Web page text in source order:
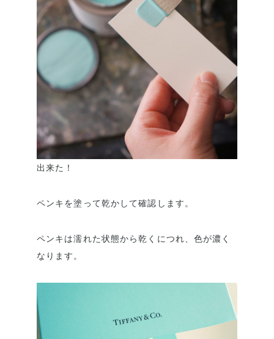
出来た！
ペンキを塗って乾かして確認します。
ペンキは濡れた状態から乾くにつれ、色が濃く
なります。